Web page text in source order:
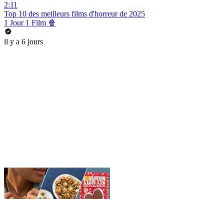
2:11
Top 10 des meilleurs films d'horreur de 2025
1 Jour 1 Film 🍿
il y a 6 jours